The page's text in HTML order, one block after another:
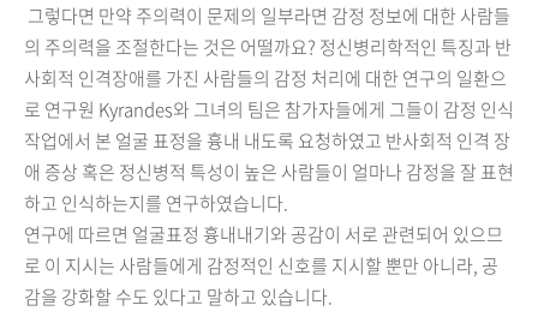
그렇다면 만약 주의력이 문제의 일부라면 감정 정보에 대한 사람들
의 주의력을 조절한다는 것은 어떨까요? 정신병리학적인 특징과 반
사회적 인격장애를 가진 사람들의 감정 처리에 대한 연구의 일환으
로 연구원 Kyrandes와 그녀의 팀은 참가자들에게 그들이 감정 인식
작업에서 본 얼굴 표정을 흉내 내도록 요청하였고 반사회적 인격 장
애 증상 혹은 정신병적 특성이 높은 사람들이 얼마나 감정을 잘 표현
하고 인식하는지를 연구하였습니다.
연구에 따르면 얼굴표정 흉내내기와 공감이 서로 관련되어 있으므
로 이 지시는 사람들에게 감정적인 신호를 지시할 뿐만 아니라, 공
감을 강화할 수도 있다고 말하고 있습니다.